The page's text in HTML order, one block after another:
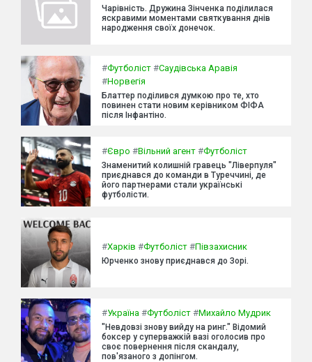
Чарівність. Дружина Зінченка поділилася
яскравими моментами святкування днів
народження своїх донечок.
#Футболіст #Саудівська Аравія
#Норвегія
Блаттер поділився думкою про те, хто
повинен стати новим керівником ФІФА
після Інфантіно.
#Євро #Вільний агент #Футболіст
Знаменитий колишній гравець "Ліверпуля"
приєднався до команди в Туреччині, де
його партнерами стали українські
футболісти.
#Харків #Футболіст #Півзахисник
Юрченко знову приєднався до Зорі.
#Україна #Футболіст #Михайло Мудрик
"Невдовзі знову вийду на ринг." Відомий
боксер у суперважкій вазі оголосив про
своє повернення після скандалу,
пов'язаного з допінгом.